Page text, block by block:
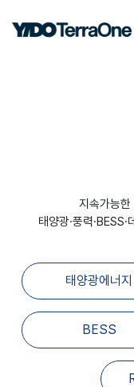
지속가능
태양광·풍력
태양광에너지
BESS